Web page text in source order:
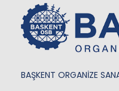
BAŞKENT ORGANİZE